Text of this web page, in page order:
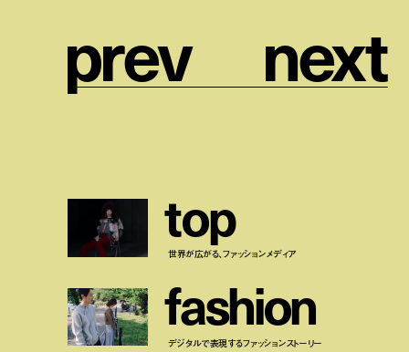
prev next
top
世界が広がる、ファッションメディア
fashion
デジタルで表現するファッションストーリー